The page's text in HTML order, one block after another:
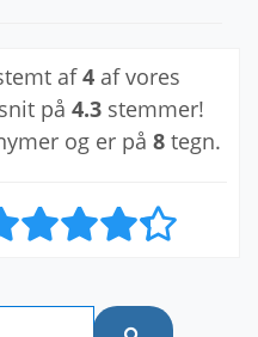
af4 af vores
på 4.3 stemmer!
og er på 8 tegn.